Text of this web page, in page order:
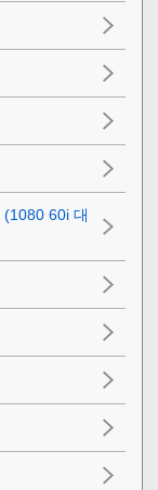
(1080 60i 대